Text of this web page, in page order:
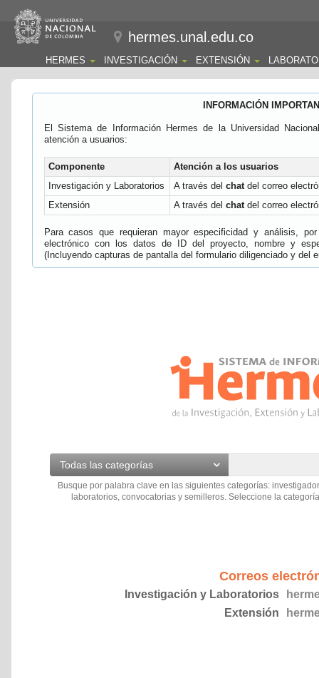
hermes.unal.edu.co
HERMES INVESTIGACIÓN EXTENSIÓN
INFORMACIÓN
El Sistema de Información Hermes de la Universidad
atención a usuarios:
Componente
Atención a los usuarios
Investigación y Laboratorios
A través del chatdel correo
Extensión
A través del chatdel correo
Para casos que requieran mayor especificidad y análisis,
electrónico con los datos de ID del proyecto, nombre y
(Incluyendo capturas de pantalla del formulario diligenciado y del
Todas las categorías
Busque por palabra clave en las siguientes categorías:
laboratorios, convocatorias y semilleros. Seleccione la
Correos
Investigación y Laboratorios
Extensión